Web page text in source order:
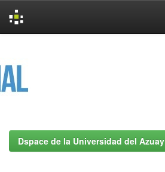
Dspace de la Universidad del Azuay